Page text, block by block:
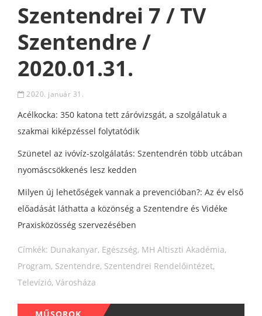
Szentendrei 7 / TV
Szentendre /
2020.01.31.
2020. január 31.
Acélkocka: 350 katona tett záróvizsgát, a szolgálatuk a
szakmai kiképzéssel folytatódik
Szünetel az ivóvíz-szolgálatás: Szentendrén több utcában
nyomáscsökkenés lesz kedden
Milyen új lehetőségek vannak a prevencióban?: Az év első
előadását láthatta a közönség a Szentendre és Vidéke
Praxisközösség szervezésében
Címkék: Dunakanyar, Egészség, MH Altiszti Akadémia,
Program, Szentendre, Szentendrei Rendelőintézet,
Televízió, Városháza